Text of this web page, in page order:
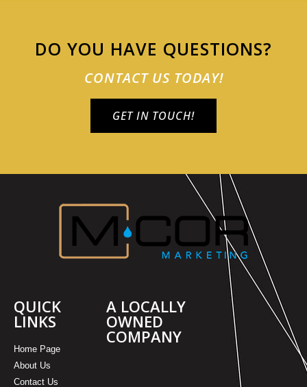
DO YOU HAVE QUESTIONS?
CONTACT US TODAY!
GET IN TOUCH!
QUICK
LINKS
Home Page
About Us
Contact Us
A LOCALLY
OWNED
COMPANY